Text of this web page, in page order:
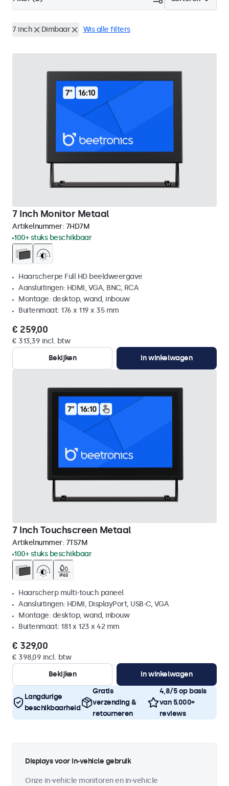
7 inch Dimbaar Wis alle filters
7 Inch Monitor Metaal
Artikelnummer: 7HD7M
100+ stuks beschikbaar
Haarscherpe Full HD beeldweergave
Aansluitingen: HDMI, VGA, BNC, RCA
Montage: desktop, wand, inbouw
Buitenmaat: 176 x 119 x 35 mm
€ 259,00
€ 313,39 incl. btw
Bekijken
In winkelwagen
7 Inch Touchscreen Metaal
Artikelnummer: 7TS7M
100+ stuks beschikbaar
Haarscherp multi-touch paneel
Aansluitingen: HDMI, DisplayPort, USB-C, VGA
Montage: desktop, wand, inbouw
Buitenmaat: 181 x 123 x 42 mm
€ 329,00
€ 398,09 incl. btw
Bekijken
In winkelwagen
Langdurige
beschikbaarheid
Gratis
verzending &
retourneren
4,8/5 op basis
van 5.000+
reviews
Displays voor in-vehicle gebruik
Onze in-vehicle monitoren en in-vehicle